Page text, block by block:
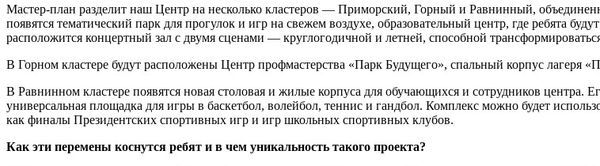
Мастер-план разделит наш Центр на несколько кластеров — Приморский, Горный и Равнинный,
появятся тематический парк для прогулок и игр на свежем воздухе, образовательный центр, где ребята
расположится концертный зал с двумя сценами — круглогодичной и летней, способной
В Горном кластере будут расположены Центр профмастерства «Парк Будущего», спальный корпус
В Равнинном кластере появятся новая столовая и жилые корпуса для обучающихся и сотрудников
универсальная площадка для игры в баскетбол, волейбол, теннис и гандбол. Комплекс можно будет
как финалы Президентских спортивных игр и игр школьных спортивных клубов.
Как эти перемены коснутся ребят и в чем уникальность такого проекта?